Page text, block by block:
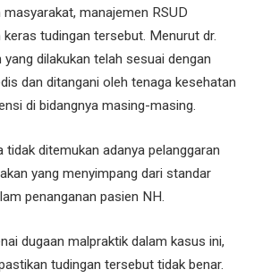
manajemen RSUD
tudingan tersebut. Menurut dr.
yang dilakukan telah sesuai dengan
dan ditangani oleh tenaga kesehatan
di bidangnya masing-masing.
tidak ditemukan adanya pelanggaran
yang menyimpang dari standar
penanganan pasien NH.
dugaan malpraktik dalam kasus ini,
tudingan tersebut tidak benar.